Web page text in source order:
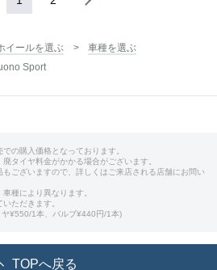
イールを選ぶ
車種を選ぶ
Sport
の購入価格となっております。
タイヤ料金がかかる場合がございます。
ございますので、詳しくはご来店される店舗にお問い
種により異なります。
ただきます。
¥550/1本、バルブ¥440円/1本)
TOPへ戻る